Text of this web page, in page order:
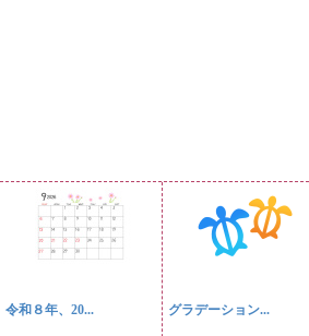
令和８年、20... グラデーション...